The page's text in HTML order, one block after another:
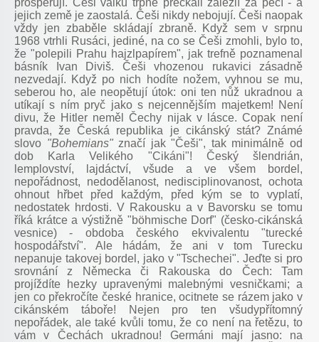
jejich země je zaostalá. Češi nikdy nebojují. Češi naopak
vždy jen zbaběle skládají zbraně. Když sem v srpnu
1968 vtrhli Rusáci, jediné, na co se Češi zmohli, bylo to,
že "polepili Prahu hajzlpapírem", jak trefně poznamenal
básník Ivan Diviš. Češi vhozenou rukavici zásadně
nezvedají. Když po nich hodíte nožem, vyhnou se mu,
seberou ho, ale neopětují útok: oni ten nůž ukradnou a
utíkají s ním pryč jako s nejcennějším majetkem! Není
divu, že Hitler neměl Čechy nijak v lásce. Copak není
pravda, že Česká republika je cikánský stát? Známé
slovo "Bohemians"značí jak "Češi", tak minimálně od
dob Karla Velikého "Cikáni"! Český šlendrián,
lemplovství, lajdáctví, všude a ve všem bordel,
nepořádnost, nedodělanost, nedisciplinovanost, ochota
ohnout hřbet před každým, před kým se to vyplatí,
nedostatek hrdosti. V Rakousku a v Bavorsku se tomu
říká krátce a výstižně "böhmische Dorf" (česko-cikánská
vesnice) - obdoba českého ekvivalentu "turecké
hospodářství". Ale hádám, že ani v tom Turecku
nepanuje takovej bordel, jako v "Tschechei". Jeďte si pro
srovnání z Německa či Rakouska do Čech: Tam
projíždíte hezky upravenými malebnými vesničkami; a
jen co překročíte české hranice, ocitnete se rázem jako v
cikánském táboře! Nejen pro ten všudypřítomný
nepořádek, ale také kvůli tomu, že co není na řetězu, to
vám v Čechách ukradnou! Germáni mají jasno: na